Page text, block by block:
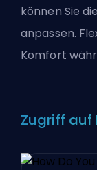
können Sie
anpassen.
Komfort
Zugriff auf